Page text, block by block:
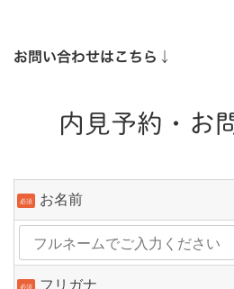
お問い合わせはこちら↓
内見予約・お
必須 お名前
必須 フリガナ